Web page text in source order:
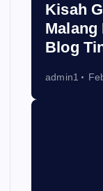
Kisah
Malang
Blog
admin1